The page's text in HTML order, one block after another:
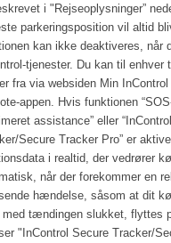
i "Rejseoplysninger”
parkeringsposition vil altid
kan ikke deaktiveres, når
tjenester. Du kan til enhver
fra via websiden Min
appen. Hvis funktionen
assistance” eller
Secure Tracker Pro” er
i realtid, der vedrører
når der forekommer en
hændelse, såsom at dit
tændingen slukket, flyttes
"InControl Secure Tracker/